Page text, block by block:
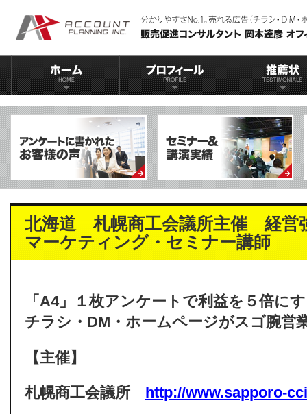
北海道 札幌商工会議所主催 経営
マーケティング・セミナー講師
「A4」１枚アンケートで利益を５倍に
チラシ・DM・ホームページがスゴ腕営
【主催】
札幌商工会議所 http://www.sapporo-